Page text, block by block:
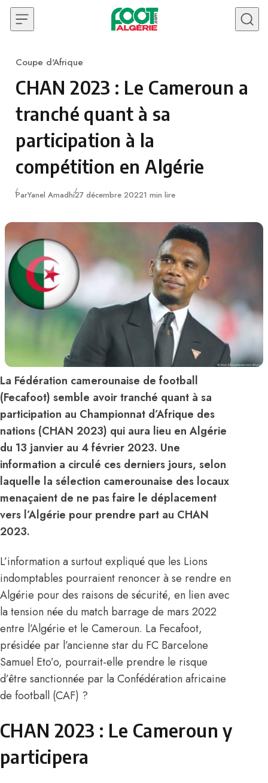
Skip to content
Category
Coupe d'Afrique
CHAN 2023 : Le Cameroun a
tranché quant à sa
participation à la
compétition en Algérie
ParYanel AmadhiPublié
27 décembre 20221 min lire
La Fédération camerounaise de football
(Fecafoot) semble avoir tranché quant à sa
participation au Championnat d’Afrique des
nations (CHAN 2023) qui aura lieu en Algérie
du 13 janvier au 4 février 2023. Une
information a circulé ces derniers jours, selon
laquelle la sélection camerounaise des locaux
menaçaient de ne pas faire le déplacement
vers l’Algérie pour prendre part au CHAN
2023.
L’information a surtout expliqué que les Lions
indomptables pourraient renoncer à se rendre en
Algérie pour des raisons de sécurité, en lien avec
la tension née du match barrage de mars 2022
entre l’Algérie et le Cameroun. La Fecafoot,
présidée par l’ancienne star du FC Barcelone
Samuel Eto’o, pourrait-elle prendre le risque
d’être sanctionnée par la Confédération africaine
de football (CAF) ?
CHAN 2023 : Le Cameroun y
participera